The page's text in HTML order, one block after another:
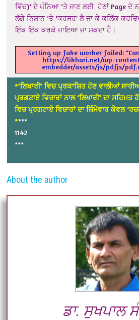
ਵਿੱਚ)‘ਦੇ ਪੰਨਿਆ ‘ਤੇ ਜਾਣ ਲਈ ਹੇਠਾਂ Page ਦੇ
ਲੱਗੇ ਨਿਸ਼ਾਨ ‘ਤੇ ‘ਕਰਸਰ’ ਲੈ ਜਾ ਕੇ ਕਲਿੱਕ
ਇੱਕ ਇੱਕ ਕਰਕੇ ਜਾਇਆ ਜਾ ਸਕਦਾ ਹੈ।
Setting up fake worker failed:
https://likhari.net/wp-
embedder/assets/js/pdfjs/
*’ਲਿਖਾਰੀ’ ਵਿਚ ਪ੍ਰਕਾਸ਼ਿਤ ਹੋਣ ਵਾਲੀਆਂ
ਪ੍ਰਗਟਾਏ ਵਿਚਾਰਾਂ ਨਾਲ ‘ਲਿਖਾਰੀ’ ਦਾ
ਵਿਚ ਪ੍ਰਗਟਾਏ ਵਿਚਾਰਾਂ ਦਾ ਜ਼ਿੰਮੇਵਾਰ ਕੇਵਲ
****
1142
***
About the author
ਡਾ. ਸੁਖਪਾਲ